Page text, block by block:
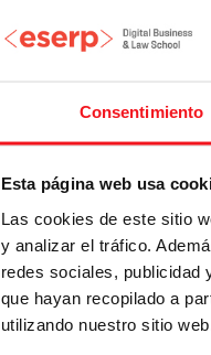
Consentimiento
Esta página web usa
Las cookies de este sitio
y analizar el tráfico.
redes sociales, publicidad
que hayan recopilado a
utilizando nuestro sitio